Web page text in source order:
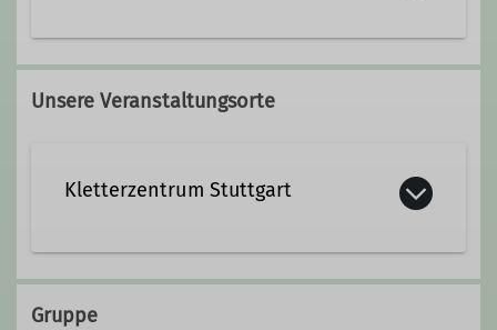
Unsere Veranstaltungsorte
Kletterzentrum Stuttgart
Kletterzentrum Stuttgart
Gruppe